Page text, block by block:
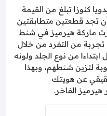
كنوزا تبلغ من القيمة
أن تجد قطعتين متطابقتين
ماركة هيرميز في شنط
من التفرد من خلال
ابتداءا من نوع الجلد ولونه
لتزين شنطهم، وبهذا
عن هويتك
الفاخر.